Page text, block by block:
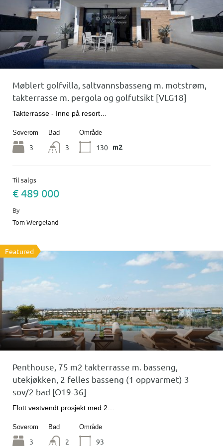
Møblert golfvilla, saltvannsbasseng m. motstrøm,
takterrasse m. pergola og golfutsikt [VLG18]
Takterrasse - Inne på resort…
Soverom
3
Bad
3
Område
130 m2
Til salgs
€ 489 000
By
Tom Wergeland
Featured
Penthouse, 75 m2 takterrasse m. basseng,
utekjøkken, 2 felles basseng (1 oppvarmet) 3
sov/2 bad [O19-36]
Flott vestvendt prosjekt med 2…
Soverom
3
Bad
2
Område
93